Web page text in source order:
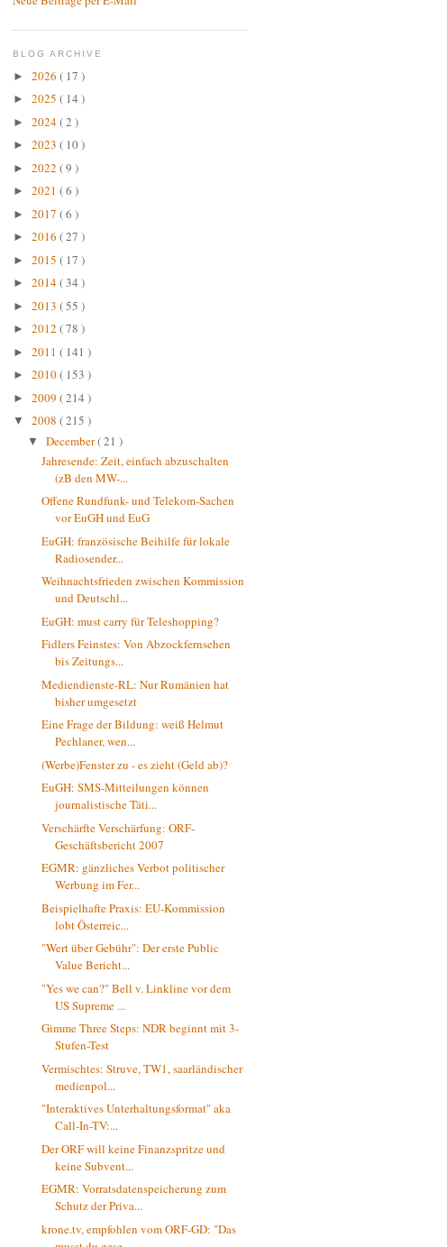
BLOG ARCHIVE
► 2026 ( 17 )
► 2025 ( 14 )
► 2024( 2 )
► 2023 ( 10 )
► 2022 ( 9 )
► 2021 ( 6 )
► 2017 ( 6 )
► 2016 ( 27 )
► 2015 ( 17 )
► 2014( 34 )
► 2013 ( 55 )
► 2012 ( 78 )
► 2011 ( 141 )
► 2010( 153 )
► 2009 ( 214 )
▼ 2008 ( 215 )
▼ December( 21 )
Jahresende: Zeit, einfach abzuschalten
(zB den MW-...
Offene Rundfunk- und Telekom-Sachen
vor EuGH und EuG
EuGH: französische Beihilfe für lokale
Radiosender...
Weihnachtsfrieden zwischen Kommission
und Deutschl...
EuGH: must carry für Teleshopping?
Fidlers Feinstes: Von Abzockfernsehen
bis Zeitungs...
Mediendienste-RL: Nur Rumänien hat
bisher umgesetzt
Eine Frage der Bildung: weiß Helmut
Pechlaner, wen...
(Werbe)Fenster zu - es zieht (Geld ab)?
EuGH: SMS-Mitteilungen können
journalistische Täti...
Verschärfte Verschärfung: ORF-
Geschäftsbericht 2007
EGMR: gänzliches Verbot politischer
Werbung im Fer...
Beispielhafte Praxis: EU-Kommission
lobt Österreic...
"Wert über Gebühr": Der erste Public
Value Bericht...
"Yes we can?" Bell v. Linkline vor dem
US Supreme ...
Gimme Three Steps: NDR beginnt mit 3-
Stufen-Test
Vermischtes: Struve, TW1, saarländischer
medienpol...
"Interaktives Unterhaltungsformat" aka
Call-In-TV:...
Der ORF will keine Finanzspritze und
keine Subvent...
EGMR: Vorratsdatenspeicherung zum
Schutz der Priva...
krone.tv, empfohlen vom ORF-GD: "Das